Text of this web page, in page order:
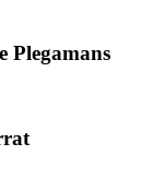
Plegamans